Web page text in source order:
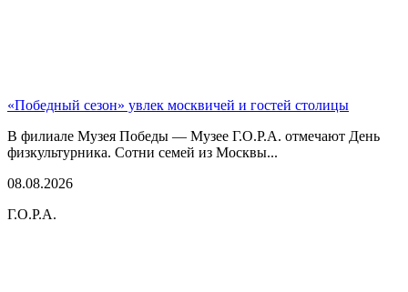
«Победный сезон» увлек москвичей и гостей столицы
В филиале Музея Победы — Музее Г.О.Р.А. отмечают День
физкультурника. Сотни семей из Москвы...
08.08.2026
Г.О.Р.А.